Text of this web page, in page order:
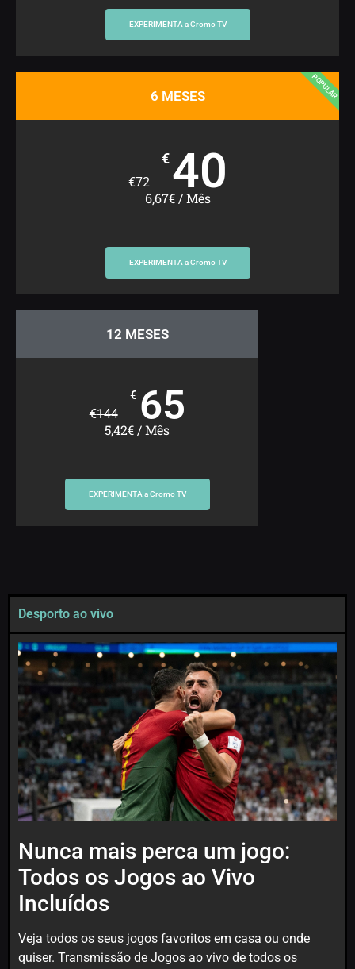
EXPERIMENTA a Cromo TV
6 MESES
€72
€ 40
6,67€ / Mês
EXPERIMENTA a Cromo TV
POPULAR
12 MESES
€144
€ 65
5,42€ / Mês
EXPERIMENTA a Cromo TV
Desporto ao vivo
Nunca mais perca um jogo:
Todos os Jogos ao Vivo
Incluídos
Veja todos os seus jogos favoritos em casa ou onde
quiser. Transmissão de Jogos ao vivo de todos os